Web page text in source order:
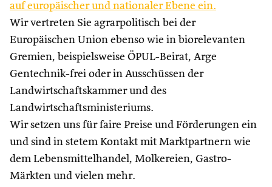
auf europäischer und nationaler Ebene ein.
Wir vertreten Sie agrarpolitisch bei der
Europäischen Union ebenso wie in biorelevanten
Gremien, beispielsweise ÖPUL-Beirat, Arge
Gentechnik-frei oder in Ausschüssen der
Landwirtschaftskammer und des
Landwirtschaftsministeriums.
Wir setzen uns für faire Preise und Förderungen ein
und sind in stetem Kontakt mit Marktpartnern wie
dem Lebensmittelhandel, Molkereien, Gastro-
Märkten und vielen mehr.